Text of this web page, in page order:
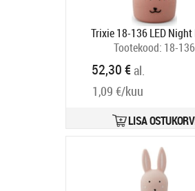
Trixie 18-136 LED Night
Tootekood: 18-136
52,30 €al.
1,09 €/kuu
LISA